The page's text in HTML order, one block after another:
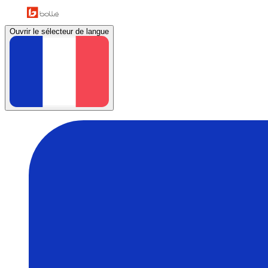
Ouvrir le sélecteur de langue